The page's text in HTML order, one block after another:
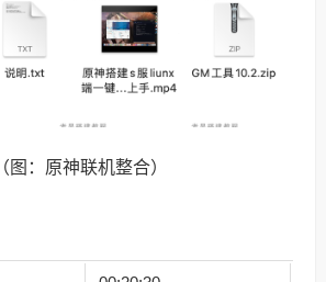
（图：原神联机整合）